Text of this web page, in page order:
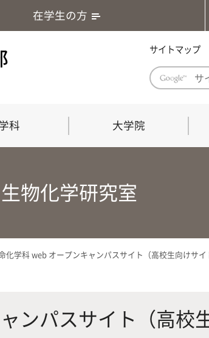
在学生の方
サイトマップ
念・教育目標
的能力の要素」「達成すべき
「評価方法」
学科
門的
附属
科
生物圏環境学科
ーズに対応
大学院
医学研究科（博士課程）
生物化学研究室
化学科 web オープンキャンパスサイト（高校生向けサイ
ンパスサイト（高校